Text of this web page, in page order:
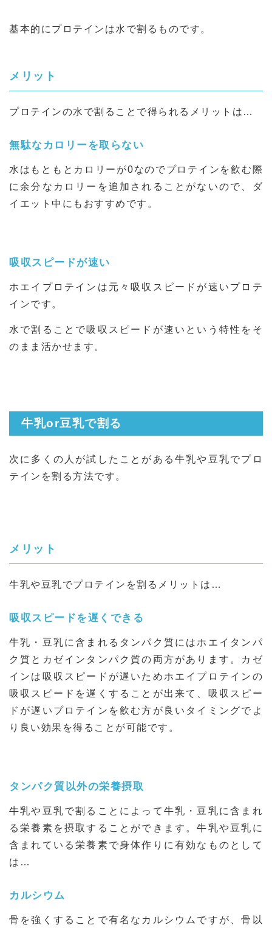
基本的にプロテインは水で割るものです。
メリット
プロテインの水で割ることで得られるメリットは…
無駄なカロリーを取らない
水はもともとカロリーが0なのでプロテインを飲む際
に余分なカロリーを追加されることがないので、ダ
イエット中にもおすすめです。
吸収スピードが速い
ホエイプロテインは元々吸収スピードが速いプロテ
インです。
水で割ることで吸収スピードが速いという特性をそ
のまま活かせます。
牛乳or豆乳で割る
次に多くの人が試したことがある牛乳や豆乳でプロ
テインを割る方法です。
メリット
牛乳や豆乳でプロテインを割るメリットは…
吸収スピードを遅くできる
牛乳・豆乳に含まれるタンパク質にはホエイタンパ
ク質とカゼインタンパク質の両方があります。カゼ
インは吸収スピードが遅いためホエイプロテインの
吸収スピードを遅くすることが出来て、吸収スピー
ドが遅いプロテインを飲む方が良いタイミングでよ
り良い効果を得ることが可能です。
タンパク質以外の栄養摂取
牛乳や豆乳で割ることによって牛乳・豆乳に含まれ
る栄養素を摂取することができます。牛乳や豆乳に
含まれている栄養素で身体作りに有効なものとして
は…
カルシウム
骨を強くすることで有名なカルシウムですが、骨以